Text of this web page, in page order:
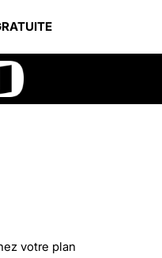
votre plan